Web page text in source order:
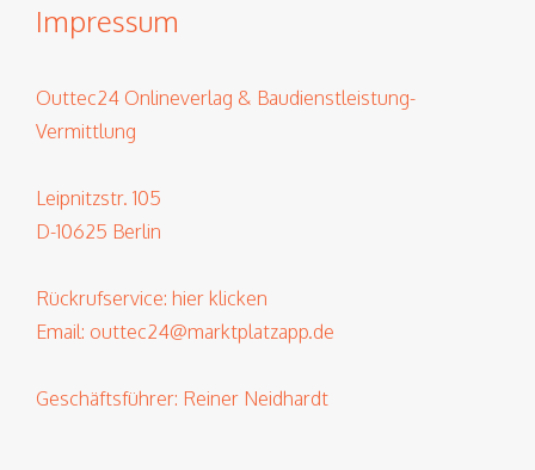
Impressum
Outtec24 Onlineverlag & Baudienstleistung-
Vermittlung
Leipnitzstr. 105
D-10625 Berlin
Rückrufservice: hier klicken
Email: outtec24@marktplatzapp.de
Geschäftsführer: Reiner Neidhardt